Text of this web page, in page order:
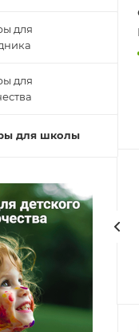
для
для
для школы